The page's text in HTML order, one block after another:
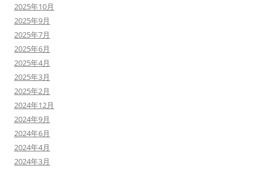
2025年10月
2025年9月
2025年7月
2025年6月
2025年4月
2025年3月
2025年2月
2024年12月
2024年9月
2024年6月
2024年4月
2024年3月